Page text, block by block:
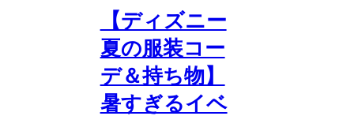
【ディズニー
夏の服装コー
デ＆持ち物】
暑すぎるイベ